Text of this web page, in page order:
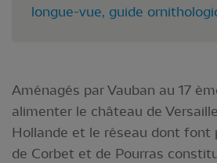
longue-vue, guide
Aménagés par Vauban au 17
alimenter le château de
Hollande et le réseau dont font
de Corbet et de Pourras